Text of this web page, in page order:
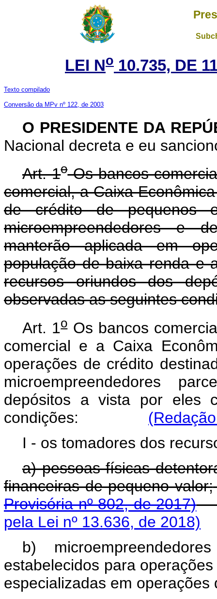
LEI No 10.735, DE
Texto compilado
Conversão da MPv nº 122, de 2003
O PRESIDENTE DA
Nacional decreta e eu
Art. 1oOs bancos
comercial, a Caixa
de crédito de pequenos
microempreendedores e
manterão aplicada em
população de baixa renda e
recursos oriundos dos
observadas as seguintes
Art. 1oOs bancos
comercial e a Caixa
operações de crédito
microempreendedores
depósitos a vista por eles
condições:
I - os tomadores dos
a) pessoas físicas
financeiras de pequeno valor;
Provisória nº 802, de 2017)
pela Lei nº 13.636, de 2018)
b)
estabelecidos para
especializadas em operações